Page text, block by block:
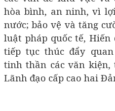
hòa bình, an ninh, vì
nước; bảo vệ và tăng
luật pháp quốc tế, Hiến
tiếp tục thúc đẩy
tinh thần các văn
Lãnh đạo cấp cao hai